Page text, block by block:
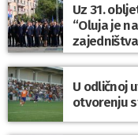
Uz 31.
“Oluja je
U odličnoj
otvorenju